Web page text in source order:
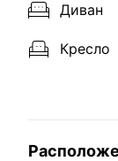
Диван
Кресло